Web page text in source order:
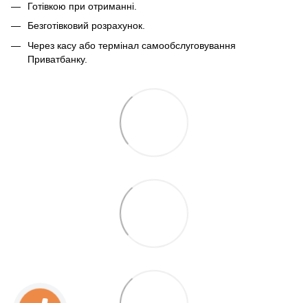
Готівкою при отриманні.
Безготівковий розрахунок.
Через касу або термінал самообслуговування
Приватбанку.